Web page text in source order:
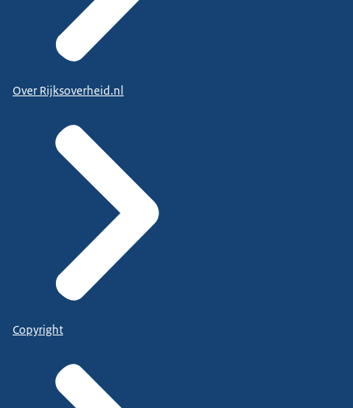
Over Rijksoverheid.nl
Copyright